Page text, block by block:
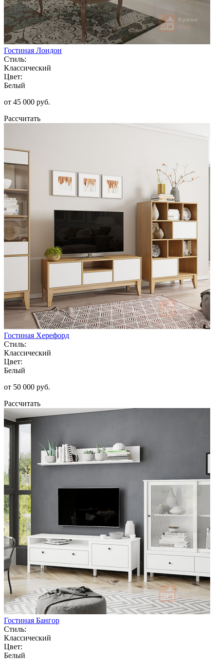
Гостиная Лондон
Стиль:
Классический
Цвет:
Белый
от 45 000 руб.
Рассчитать
Гостиная Херефорд
Стиль:
Классический
Цвет:
Белый
от 50 000 руб.
Рассчитать
Гостиная Бангор
Стиль:
Классический
Цвет:
Белый